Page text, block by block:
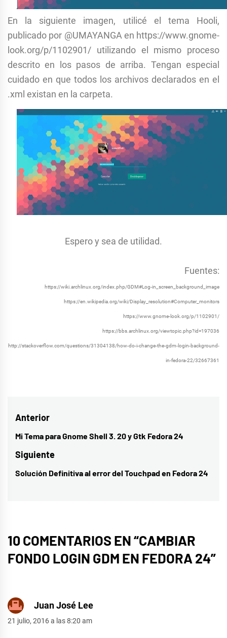
En la siguiente imagen, utilicé el tema Hooli,
publicado por @UMAYANGA en https://www.gnome-
look.org/p/1102901/ utilizando el mismo proceso
descrito en los pasos de arriba. Tengan especial
cuidado en que todos los archivos declarados en el
.xml existan en la carpeta.
Espero y sea de utilidad.
Fuentes:
https://wiki.archlinux.org/index.php/GDM#Log-in_screen_background_image
https://en.wikipedia.org/wiki/Display_resolution#Computer_monitors
https://www.gnome-look.org/p/1102901/
https://bbs.archlinux.org/viewtopic.php?id=197036
http://stackoverflow.com/questions/31304138/how-do-i-change-the-gdm-login-background-
in-fedora-22/32667361
Navegación
de
entradas
Anterior
Entrada
anterior:
Mi Tema para Gnome Shell 3. 20 y Gtk Fedora 24
Siguiente
Entrada
Solución Definitiva al error del Touchpad en Fedora 24
10 COMENTARIOS EN “CAMBIAR
FONDO LOGIN GDM EN FEDORA 24”
Juan José Lee
21 julio, 2016 a las 8:20 am